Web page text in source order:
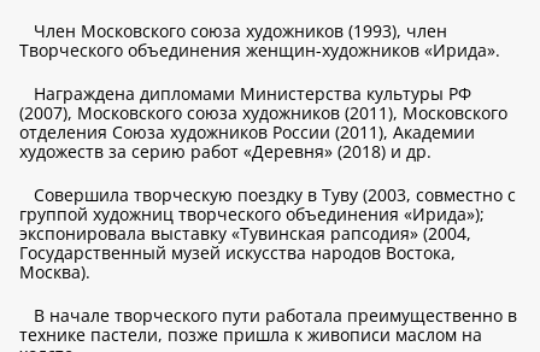
Член Московского союза художников (1993), член
Творческого объединения женщин-художников «Ирида».
Награждена дипломами Министерства культуры РФ
(2007), Московского союза художников (2011), Московского
отделения Союза художников России (2011), Академии
художеств за серию работ «Деревня» (2018) и др.
Совершила творческую поездку в Туву (2003, совместно с
группой художниц творческого объединения «Ирида»);
экспонировала выставку «Тувинская рапсодия» (2004,
Государственный музей искусства народов Востока,
Москва).
В начале творческого пути работала преимущественно в
технике пастели, позже пришла к живописи маслом на